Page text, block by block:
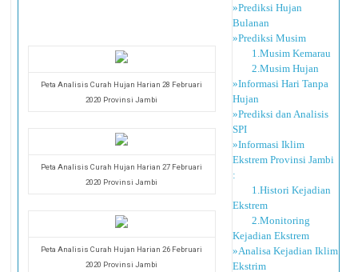
Peta Analisis Curah Hujan Harian 28 Februari
2020 Provinsi Jambi
Peta Analisis Curah Hujan Harian 27 Februari
2020 Provinsi Jambi
Peta Analisis Curah Hujan Harian 26 Februari
2020 Provinsi Jambi
»Prediksi Hujan
Bulanan
»Prediksi Musim
1.Musim Kemarau
2.Musim Hujan
»Informasi Hari Tanpa
Hujan
»Prediksi dan Analisis
SPI
»Informasi Iklim
Ekstrem Provinsi Jambi
:
1.Histori Kejadian
Ekstrem
2.Monitoring
Kejadian Ekstrem
»Analisa Kejadian Iklim
Ekstrim